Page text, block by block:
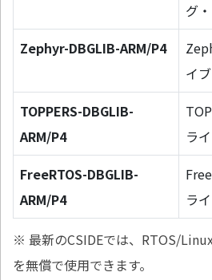
グ
Zephyr-DBGLIB-ARM/P4
イ
TOPPERS-DBGLIB-
ARM/P4
ラ
FreeRTOS-DBGLIB-
ARM/P4
ラ
※ 最新のCSIDEでは、RTOS/
を無償で使用できます。